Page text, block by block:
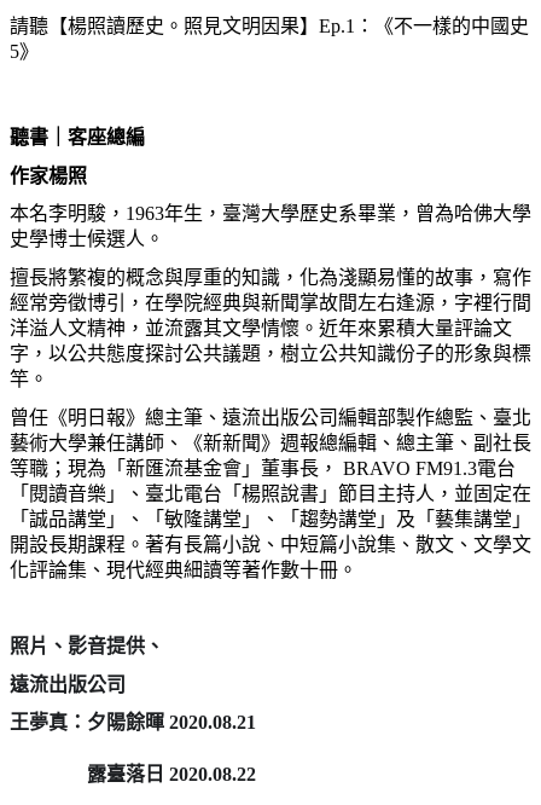
請聽【楊照讀歷史。照見文明因果】Ep.1：《不一樣的中國史
5》
聽書｜客座總編
作家楊照
本名李明駿，1963年生，臺灣大學歷史系畢業，曾為哈佛大學
史學博士候選人。
擅長將繁複的概念與厚重的知識，化為淺顯易懂的故事，寫作
經常旁徵博引，在學院經典與新聞掌故間左右逢源，字裡行間
洋溢人文精神，並流露其文學情懷。近年來累積大量評論文
字，以公共態度探討公共議題，樹立公共知識份子的形象與標
竿。
曾任《明日報》總主筆、遠流出版公司編輯部製作總監、臺北
藝術大學兼任講師、《新新聞》週報總編輯、總主筆、副社長
等職；現為「新匯流基金會」董事長， BRAVO FM91.3電台
「閱讀音樂」、臺北電台「楊照說書」節目主持人，並固定在
「誠品講堂」、「敏隆講堂」、「趨勢講堂」及「藝集講堂」
開設長期課程。著有長篇小說、中短篇小說集、散文、文學文
化評論集、現代經典細讀等著作數十冊。
照片、影音提供、
遠流出版公司
王夢真：夕陽餘暉 2020.08.21
露臺落日 2020.08.22